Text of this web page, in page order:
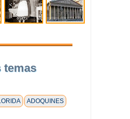
temas
ADOQUINES